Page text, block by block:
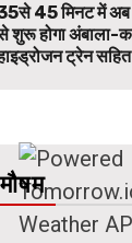
45 मिनट में
शुरू होगा अंबाला-
ट्रेन सहित